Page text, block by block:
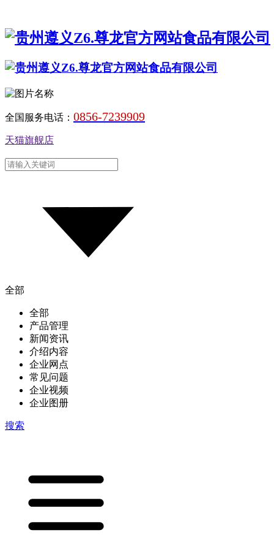
全国服务电话： 0856-7239909
天猫旗舰店
全部
全部
产品管理
新闻资讯
介绍内容
企业网点
常见问题
企业视频
企业图册
搜索